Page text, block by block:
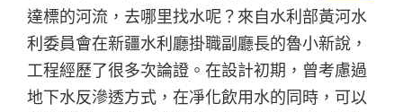
達標的河流，去哪里找水呢？來自水利部黃河水
利委員會在新疆水利廳掛職副廳長的魯小新說，
工程經歷了很多次論證。在設計初期，曾考慮過
地下水反滲透方式，在凈化飲用水的同時，可以